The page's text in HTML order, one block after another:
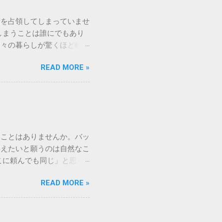
占領してしまっていませ
うことは誰にでもあり
の暮らしが驚くほど軽や
たとき、いつか使うかも
か。ものは本来、私たち
活スペースの圧迫という
整理し、今の自分に本
構えから、後悔しない査
れからの時間をより豊
くのものに囲まれている
います。不要なものを手
認めることで、日々の判
とり 生活空間は、いわ
スがありません。定期的
READ MORE »
とはありませんか。バッ
たいと願うのは自然なこ
頼んでも同じ」と思っ
めの選び方を詳しく解説
信頼できる店舗を見極
性 買取店にはそれぞれ
は特定のブランドに特化
READ MORE »